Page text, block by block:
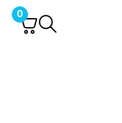
0